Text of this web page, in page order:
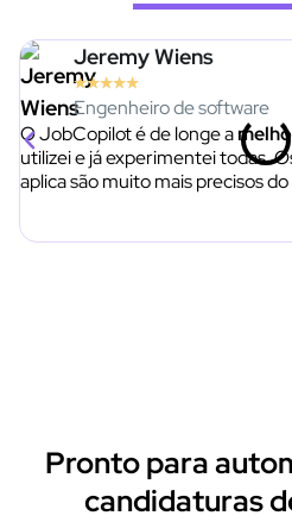
Jeremy Wiens
★★★★★
Engenheiro de software
O JobCopilot é de longe a
utilizei e já experimentei todas.
aplica são muito mais precisos
Pronto para
candidaturas